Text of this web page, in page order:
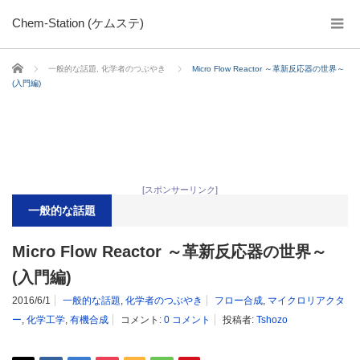
Chem-Station (ケムステ)
ホーム 一般的な話題 化学者のつぶやき
Micro Flow Reactor ～革新反応器の世界～
(入門編)
[スポンサーリンク]
一般的な話題
Micro Flow Reactor ～革新反応器の世界～
(入門編)
2016/6/1 一般的な話題, 化学者のつぶやき フロー合成, マイクロリアクタ
ー, 化学工学, 有機合成 コメント: 0 コメント 投稿者: Tshozo